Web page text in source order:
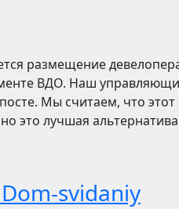
размещение
ВДО. Наш
Мы считаем, что этот
это лучшая альтернатива
svidaniy